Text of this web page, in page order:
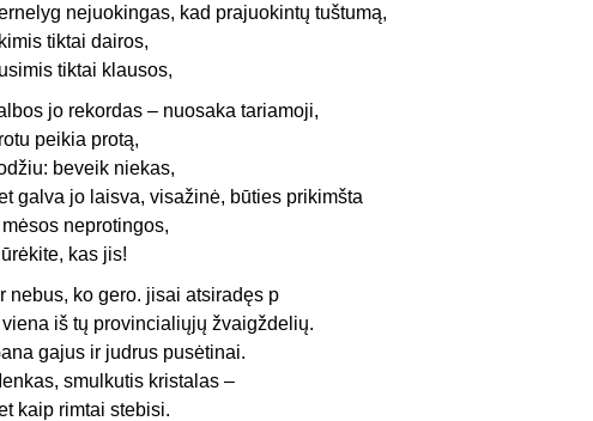
nejuokingas, kad prajuokintų tuštumą,
tiktai dairos,
tiktai klausos,
jo rekordas – nuosaka tariamoji,
peikia protą,
beveik niekas,
galva jo laisva, visažinė, būties prikimšta
mėsos neprotingos,
kas jis!
nebus, ko gero. jisai atsiradęs p
iš tų provincialiųjų žvaigždelių.
gajus ir judrus pusėtinai.
smulkutis kristalas –
kaip rimtai stebisi.